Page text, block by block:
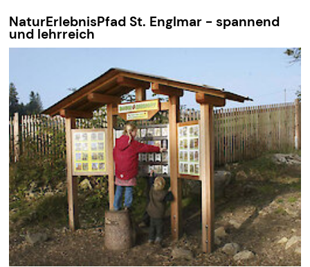
NaturErlebnisPfad St. Englmar - spannend
und lehrreich